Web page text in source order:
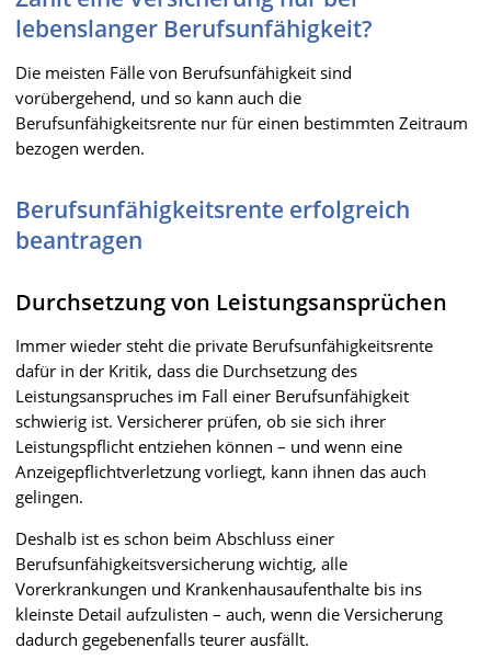
lebenslanger Berufsunfähigkeit?
Die meisten Fälle von Berufsunfähigkeit sind
vorübergehend, und so kann auch die
Berufsunfähigkeitsrente nur für einen bestimmten Zeitraum
bezogen werden.
Berufsunfähigkeitsrente erfolgreich
beantragen
Durchsetzung von Leistungsansprüchen
Immer wieder steht die private Berufsunfähigkeitsrente
dafür in der Kritik, dass die Durchsetzung des
Leistungsanspruches im Fall einer Berufsunfähigkeit
schwierig ist. Versicherer prüfen, ob sie sich ihrer
Leistungspflicht entziehen können – und wenn eine
Anzeigepflichtverletzung vorliegt, kann ihnen das auch
gelingen.
Deshalb ist es schon beim Abschluss einer
Berufsunfähigkeitsversicherung wichtig, alle
Vorerkrankungen und Krankenhausaufenthalte bis ins
kleinste Detail aufzulisten – auch, wenn die Versicherung
dadurch gegebenenfalls teurer ausfällt.